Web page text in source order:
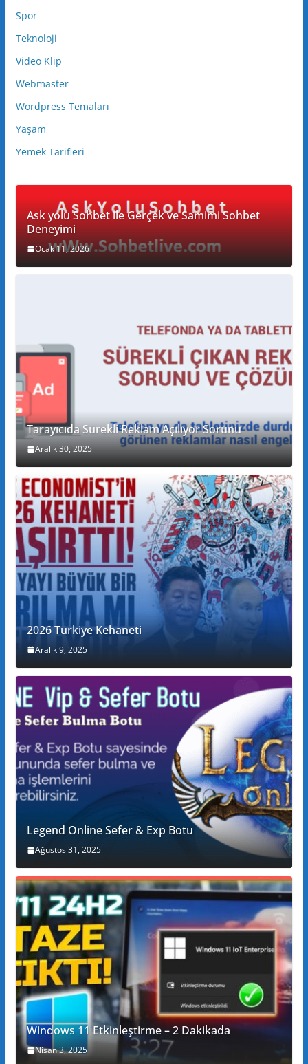
Spor
Teknoloji
Video Klip
Webmaster
Wordpress Temaları
Yaşam
Yemek Tarifleri
Ask yolu Sohbet ile Gerçek ve Samimi Sohbet
Deneyimi
Ocak 11, 2026
Tarayıcıda Sürekli Reklam Açılıyor Sorunu
Aralık 30, 2025
2026 Türkiye Kehaneti
Aralık 9, 2025
Legend Online Sefer & Exp Botu
Ağustos 31, 2025
Windows 11 Etkinleştirme – 2 Dakikada
Nisan 3, 2025